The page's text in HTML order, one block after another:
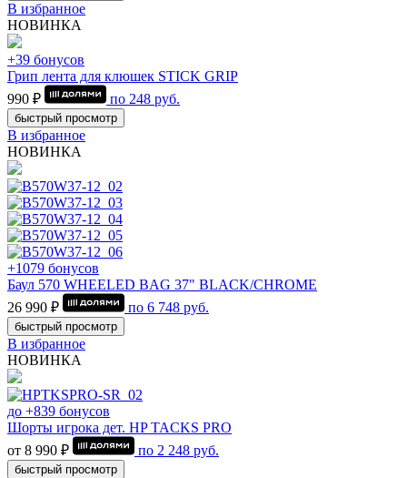
В избранное
НОВИНКА
+39 бонусов
Грип лента для клюшек STICK GRIP
990 ₽
по 248 руб.
быстрый просмотр
В избранное
НОВИНКА
+1079 бонусов
Баул 570 WHEELED BAG 37" BLACK/CHROME
26 990 ₽
по 6 748 руб.
быстрый просмотр
В избранное
НОВИНКА
до +839 бонусов
Шорты игрока дет. HP TACKS PRO
от 8 990 ₽
по 2 248 руб.
быстрый просмотр